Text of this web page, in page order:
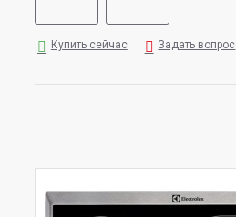
Купить сейчас Задать вопрос